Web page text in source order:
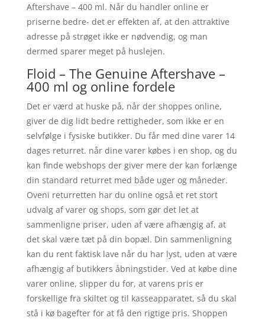
Aftershave – 400 ml. Når du handler online er
priserne bedre- det er effekten af, at den attraktive
adresse på strøget ikke er nødvendig, og man
dermed sparer meget på huslejen.
Floid – The Genuine Aftershave –
400 ml og online fordele
Det er værd at huske på, når der shoppes online,
giver de dig lidt bedre rettigheder, som ikke er en
selvfølge i fysiske butikker. Du får med dine varer 14
dages returret. når dine varer købes i en shop, og du
kan finde webshops der giver mere der kan forlænge
din standard returret med både uger og måneder.
Oveni returretten har du online også et ret stort
udvalg af varer og shops, som gør det let at
sammenligne priser, uden af være afhængig af, at
det skal være tæt på din bopæl. Din sammenligning
kan du rent faktisk lave når du har lyst, uden at være
afhængig af butikkers åbningstider. Ved at købe dine
varer online, slipper du for, at varens pris er
forskellige fra skiltet og til kasseapparatet, så du skal
stå i kø bagefter for at få den rigtige pris. Shoppen